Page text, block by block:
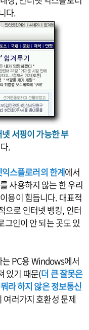
다.
서핑이 가능한 부
.
스플로러의 한계에서
사용하지 않는 한 우리
용이 힘듭니다. 대표적
으로 인터넷 뱅킹, 인터
그인이 안 되는 곳도 있
PC용 Windows에서
있기 때문(더 큰 잘못은
라 하지 않은 정보통신
러가지 호환성 문제